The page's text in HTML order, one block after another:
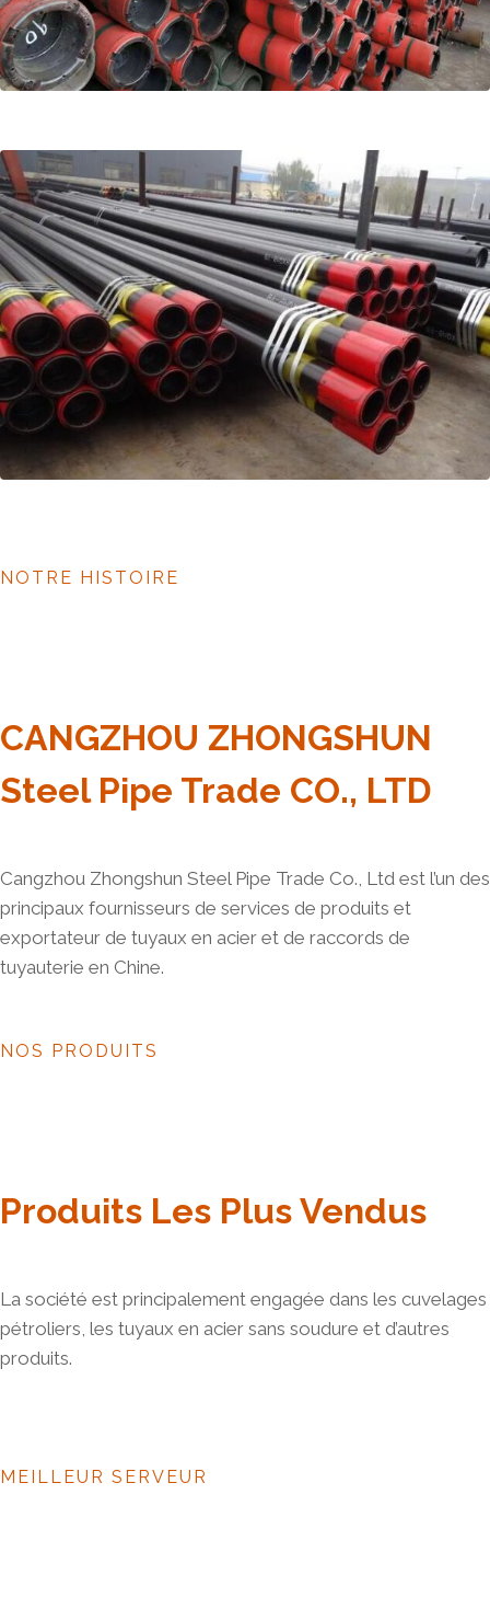
NOTRE HISTOIRE
CANGZHOU ZHONGSHUN
Steel Pipe Trade CO., LTD
Cangzhou Zhongshun Steel Pipe Trade Co., Ltd est l’un des
principaux fournisseurs de services de produits et
exportateur de tuyaux en acier et de raccords de
tuyauterie en Chine.
NOS PRODUITS
Produits Les Plus Vendus
La société est principalement engagée dans les cuvelages
pétroliers, les tuyaux en acier sans soudure et d’autres
produits.
MEILLEUR SERVEUR